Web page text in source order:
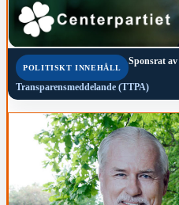
POLITISKT INNEHÅLL
Sponsrat av
Transparensmeddelande (TTPA)